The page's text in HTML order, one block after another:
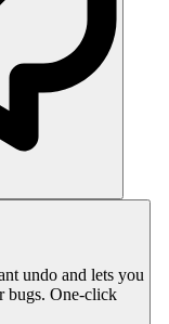
undo and lets you
bugs. One-click